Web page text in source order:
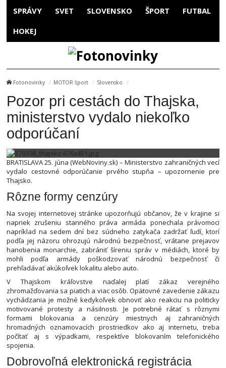
SPRÁVY SVET SLOVENSKO ŠPORT FUTBAL
HOKEJ
Fotonovinky MOTOR šport Slovensko
Pozor pri cestách do Thajska,
ministerstvo vydalo niekoľko
odporúčaní
BRATISLAVA 25. júna (WebNoviny.sk) – Ministerstvo zahraničných vecí
vydalo cestovné odporúčanie prvého stupňa – upozornenie pre
Thajsko.
Rôzne formy cenzúry
Na svojej internetovej stránke upozorňujú občanov, že v krajine si
napriek zrušeniu stanného práva armáda ponechala právomoci
napríklad na sedem dní bez súdneho zatykača zadržať ľudí, ktorí
podľa jej názoru ohrozujú národnú bezpečnosť, vrátane prejavov
hanobenia monarchie, zabrániť šíreniu správ v médiách, ktoré by
mohli podľa armády poškodzovať národnú bezpečnosť či
prehľadávať akúkoľvek lokalitu alebo auto.
V Thajskom kráľovstve naďalej platí zákaz verejného
zhromažďovania sa piatich a viac osôb. Opätovné zavedenie zákazu
vychádzania je možné kedykoľvek obnoviť ako reakciu na politicky
motivované protesty a násilnosti. Je potrebné rátať s rôznymi
formami blokovania a cenzúry miestnych aj zahraničných
hromadných oznamovacích prostriedkov ako aj internetu, treba
počítať aj s výpadkami, respektíve blokovaním telefonického
spojenia.
Dobrovoľná elektronická registrácia